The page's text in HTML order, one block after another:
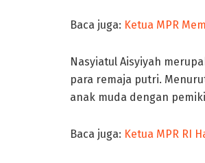
Baca juga: Ketua MPR
Nasyiatul Aisyiyah
para remaja putri.
anak muda dengan
Baca juga: Ketua MPR RI